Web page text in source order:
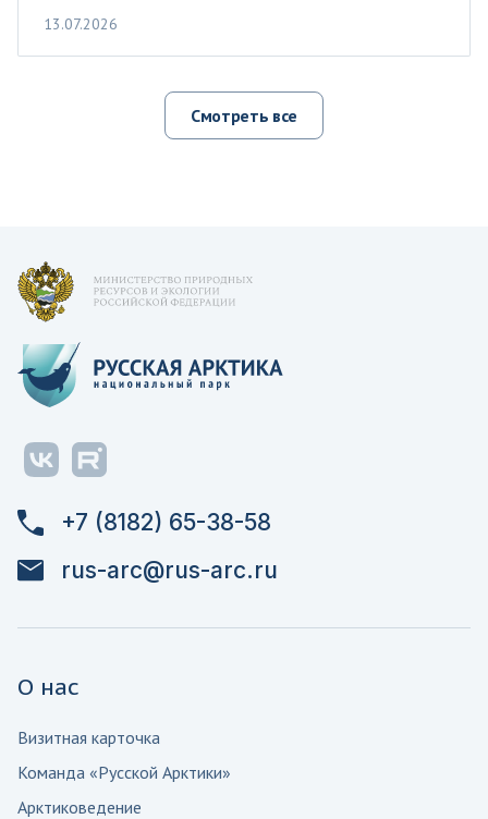
13.07.2026
Смотреть все
+7 (8182) 65-38-58
rus-arc@rus-arc.ru
О нас
Визитная карточка
Команда «Русской Арктики»
Арктиковедение